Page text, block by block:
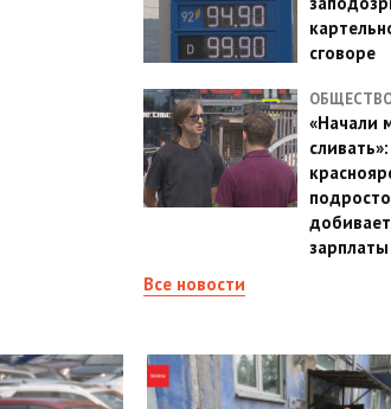
сговоре
«Начали
сливать»:
зарплаты
Все новости